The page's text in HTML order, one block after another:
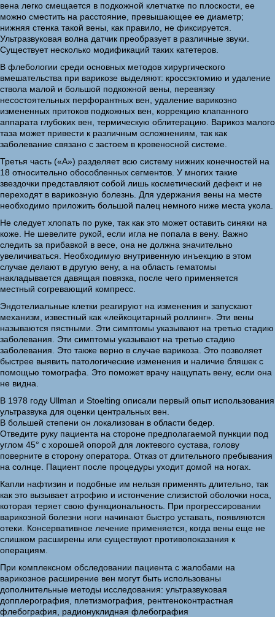
вена легко смещается в подкожной клетчатке по плоскости, ее
можно сместить на расстояние, превышающее ее диаметр;
нижняя стенка такой вены, как правило, не фиксируется.
Ультразвуковая волна датчик преобразует в различные звуки.
Существует несколько модификаций таких катетеров.
В флебологии среди основных методов хирургического
вмешательства при варикозе выделяют: кроссэктомию и удаление
ствола малой и большой подкожной вены, перевязку
несостоятельных перфорантных вен, удаление варикозно
измененных притоков подкожных вен, коррекцию клапанного
аппарата глубоких вен, термическую облитерацию. Варикоз малого
таза может привести к различным осложнениям, так как
заболевание связано с застоем в кровеносной системе.
Третья часть («А») разделяет всю систему нижних конечностей на
18 относительно обособленных сегментов. У многих такие
звездочки представляют собой лишь косметический дефект и не
переходят в варикозную болезнь. Для удержания вены на месте
необходимо приложить большой палец немного ниже места укола.
Не следует хлопать по руке, так как это может оставить синяки на
коже. Не шевелите рукой, если игла не попала в вену. Важно
следить за прибавкой в весе, она не должна значительно
увеличиваться. Необходимую внутривенную инъекцию в этом
случае делают в другую вену, а на область гематомы
накладывается давящая повязка, после чего применяется
местный согревающий компресс.
Эндотелиальные клетки реагируют на изменения и запускают
механизм, известный как «лейкоцитарный роллинг». Эти вены
называются пястными. Эти симптомы указывают на третью стадию
заболевания. Эти симптомы указывают на третью стадию
заболевания. Это также верно в случае варикоза. Это позволяет
быстрее выявить патологические изменения и наличие бляшек с
помощью томографа. Это поможет врачу нащупать вену, если она
не видна.
В 1978 году Ullman и Stoelting описали первый опыт использования
ультразвука для оценки центральных вен.
В большей степени он локализован в области бедер.
Отведите руку пациента на стороне предполагаемой пункции под
углом 45° с хорошей опорой для локтевого сустава, голову
поверните в сторону оператора. Отказ от длительного пребывания
на солнце. Пациент после процедуры уходит домой на ногах.
Капли нафтизин и подобные им нельзя применять длительно, так
как это вызывает атрофию и истончение слизистой оболочки носа,
которая теряет свою функциональность. При прогрессировании
варикозной болезни ноги начинают быстро уставать, появляются
отеки. Консервативное лечение применяется, когда вены еще не
слишком расширены или существуют противопоказания к
операциям.
При комплексном обследовании пациента с жалобами на
варикозное расширение вен могут быть использованы
дополнительные методы исследования: ультразвуковая
допплерография, плетизмография, рентгеноконтрастная
флебография, радионуклидная флебография